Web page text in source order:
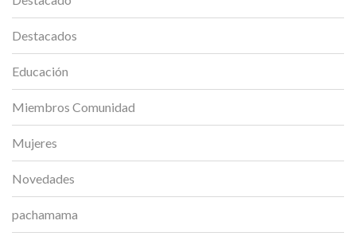
Destacados
Educación
Miembros Comunidad
Mujeres
Novedades
pachamama